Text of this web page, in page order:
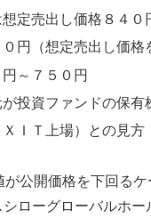
定売出し価格８４０
円（想定売出し価格
～７５０円
投資ファンドの保有
ＩＴ上場）との見方
公開価格を下回るケ
ローグローバルホー